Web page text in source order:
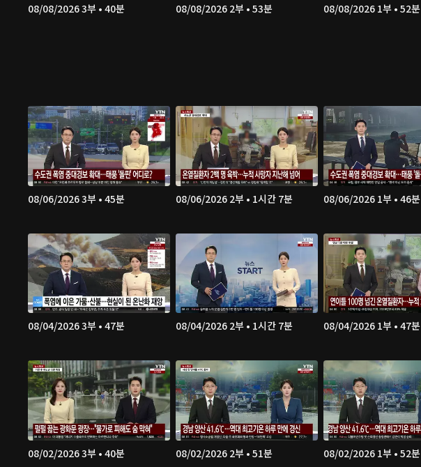
08/08/2026 3부 • 40분 08/08/2026 2부 • 53분 08/08/2026 1부 • 52분
08/06/2026 3부 • 45분 08/06/2026 2부 • 1시간 7분 08/06/2026 1부 • 46분
08/04/2026 3부 • 47분 08/04/2026 2부 • 1시간 7분 08/04/2026 1부 • 47분
08/02/2026 3부 • 40분 08/02/2026 2부 • 51분 08/02/2026 1부 • 52분